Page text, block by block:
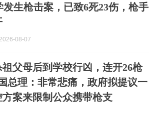
发生枪击案，已致6死23伤，枪手
08-07
父母后到学校行凶，连开26枪
总理：非常悲痛，政府拟提议一
案来限制公众携带枪支